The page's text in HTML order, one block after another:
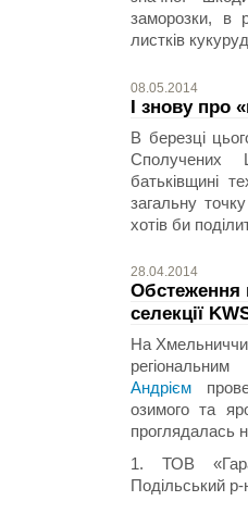
заморозки, в
листків
08.05.2014
І знову про
В березці
Сполучених
батьківщині
загальну
хотів би
28.04.2014
Обстеження
селекції
На
Андрієм
озимого та
проглядалась
1. ТОВ
Подільський